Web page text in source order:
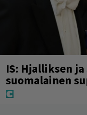
IS: Hjalliksen
suomalainen